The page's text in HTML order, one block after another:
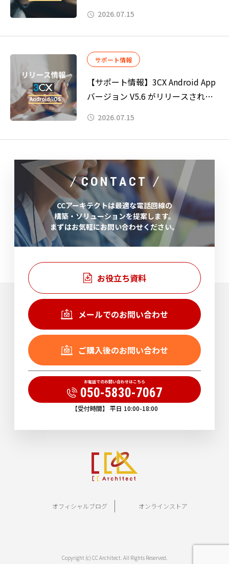
2026.07.15
サポート情報
【サポート情報】3CX Android App
バージョン V5.6 がリリースされま
2026.07.15
CONTACT
CCアーキテクトは最適な電話回線の
構築・ソリューションを提案します。
まずはお気軽にお問い合わせください。
お役立ち資料
メールでのお問い合わせ
ご購入後のお問い合わせ
お電話でのお問い合わせはこちら
050-5830-7067
【受付時間】 平日 10:00-18:00
オフィシャルブログ オンラインストア
Copyright (c) CC Architect. All Rights Reserved.